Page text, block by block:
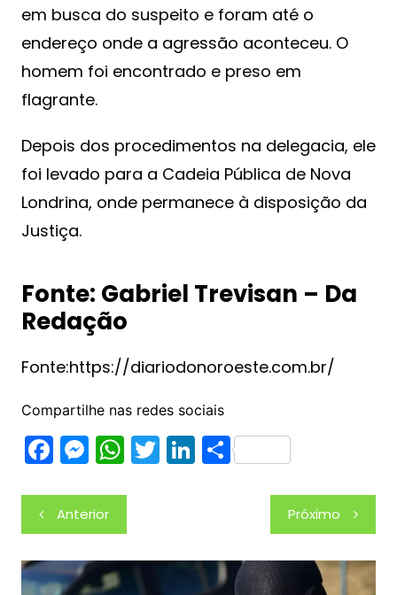
em busca do suspeito e foram até o
endereço onde a agressão aconteceu. O
homem foi encontrado e preso em
flagrante.
Depois dos procedimentos na delegacia, ele
foi levado para a Cadeia Pública de Nova
Londrina, onde permanece à disposição da
Justiça.
Fonte: Gabriel Trevisan – Da
Redação
Fonte:https://diariodonoroeste.com.br/
Compartilhe nas redes sociais
F
c
e
b
M
s
s
e
W
at
s
A
T Li
dI
S
Navegação
de
Post
Anterior Próximo